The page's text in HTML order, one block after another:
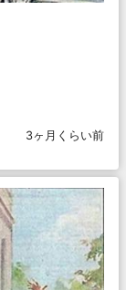
3ヶ月くらい前